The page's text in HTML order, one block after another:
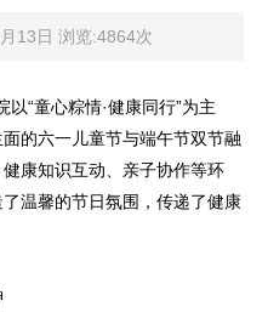
13日 浏览:4864次
“童心粽情·健康同行”为主
的六一儿童节与端午节双节融
康知识互动、亲子协作等环
温馨的节日氛围，传递了健康